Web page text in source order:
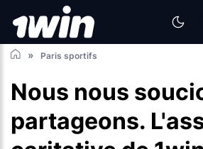
Paris sportifs
Nous nous
partageons.